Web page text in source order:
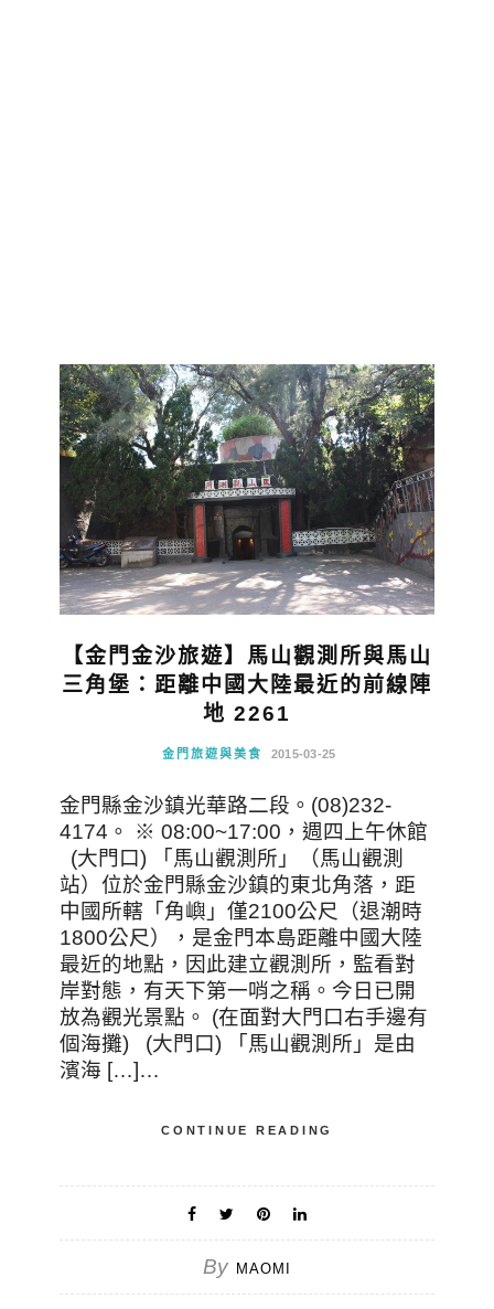
【金門金沙旅遊】馬山觀測所與馬山
三角堡：距離中國大陸最近的前線陣
地 2261
金門旅遊與美食 2015-03-25
金門縣金沙鎮光華路二段。(08)232-
4174。 ※ 08:00~17:00，週四上午休館
(大門口) 「馬山觀測所」（馬山觀測
站）位於金門縣金沙鎮的東北角落，距
中國所轄「角嶼」僅2100公尺（退潮時
1800公尺），是金門本島距離中國大陸
最近的地點，因此建立觀測所，監看對
岸對態，有天下第一哨之稱。今日已開
放為觀光景點。 (在面對大門口右手邊有
個海攤) (大門口) 「馬山觀測所」是由
濱海 […]…
CONTINUE READING
By MAOMI